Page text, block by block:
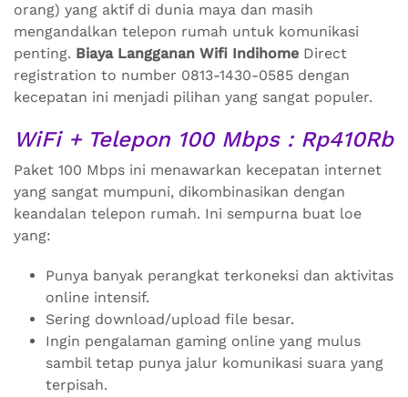
orang) yang aktif di dunia maya dan masih
mengandalkan telepon rumah untuk komunikasi
penting. Biaya Langganan Wifi Indihome Direct
registration to number 0813-1430-0585 dengan
kecepatan ini menjadi pilihan yang sangat populer.
WiFi + Telepon 100 Mbps : Rp410Rb
Paket 100 Mbps ini menawarkan kecepatan internet
yang sangat mumpuni, dikombinasikan dengan
keandalan telepon rumah. Ini sempurna buat loe
yang:
Punya banyak perangkat terkoneksi dan aktivitas
online intensif.
Sering download/upload file besar.
Ingin pengalaman gaming online yang mulus
sambil tetap punya jalur komunikasi suara yang
terpisah.